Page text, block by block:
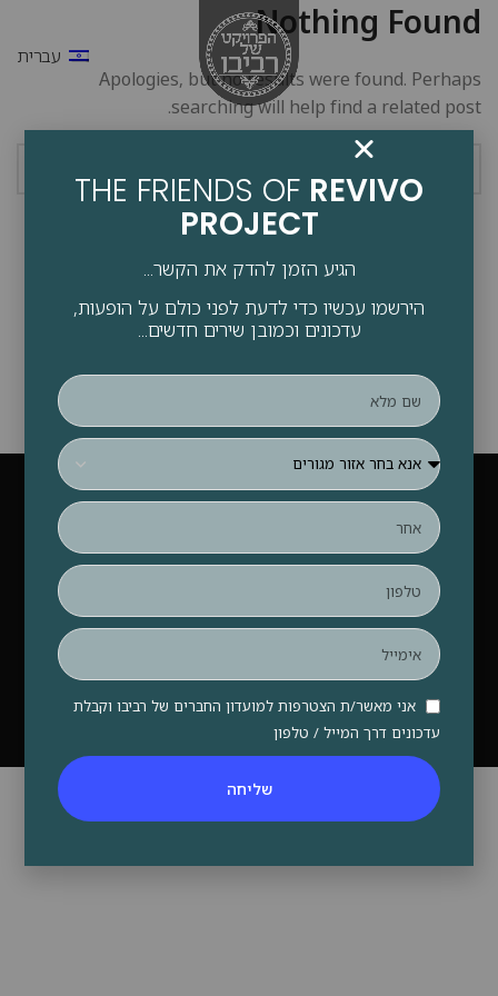
עברית
Nothing Found
Apologies, but no results were found. Perhaps
searching will help find a related post.
להזמנת מופעים – אירועים פרטיים, ועדי עובדים וכנסים –
עיצוב ובניית אתרים - סטודיו פרץ
THE FRIENDS OF REVIVO
PROJECT
הגיע הזמן להדק את הקשר...
הירשמו עכשיו כדי לדעת לפני כולם על הופעות,
עדכונים וכמובן שירים חדשים...
אני מאשר/ת הצטרפות למועדון החברים של רביבו וקבלת
עדכונים דרך המייל / טלפון
שליחה